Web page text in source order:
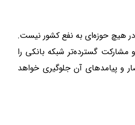
هیچ حوزه‌ای به نفع کشور نیست.
مشارکت گسترده‌تر شبکه بانکی را
و پیامدهای آن جلوگیری خواهد